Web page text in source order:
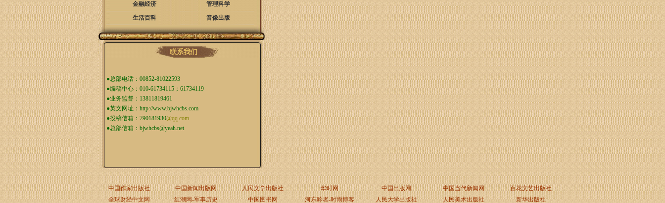
金融经济
管理科学
生活百科
音像出版
联系我们
●总部电话：00852-81022593
●编稿中心：010-61734115；61734119
●业务监督：13811819461
●英文网址： http://www.bjwhcbs.com
●投稿信箱： 790181930@qq.com
●总部信箱： bjwhcbs@yeah.net
中国作家出版社 中国新闻出版网 人民文学出版社 华时网 中国出版网 中国当代新闻网
百花文艺出版社
全球财经中文网
红潮网-军事历史 中国图书网 河东吟者-时雨博客 人民大学出版社 人民美术出版社 新华出版社